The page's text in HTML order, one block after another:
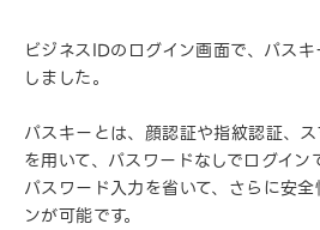
ビジネスIDのログイン画面で、パス
しました。
パスキーとは、顔認証や指紋認証、
を用いて、パスワードなしでログイン
パスワード入力を省いて、さらに安
ンが可能です。